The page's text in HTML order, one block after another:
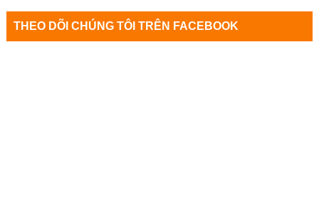
THEO DÕI CHÚNG TÔI TRÊN FACEBOOK